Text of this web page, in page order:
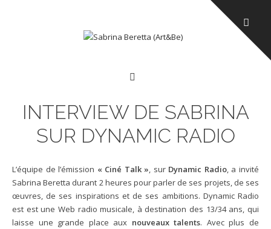
INTERVIEW DE SABRINA
SUR DYNAMIC RADIO
L’équipe de l’émission « Ciné Talk », sur Dynamic Radio, a invité
Sabrina Beretta durant 2 heures pour parler de ses projets, de ses
œuvres, de ses inspirations et de ses ambitions. Dynamic Radio
est est une Web radio musicale, à destination des 13/34 ans, qui
laisse une grande place aux nouveaux talents. Avec plus de